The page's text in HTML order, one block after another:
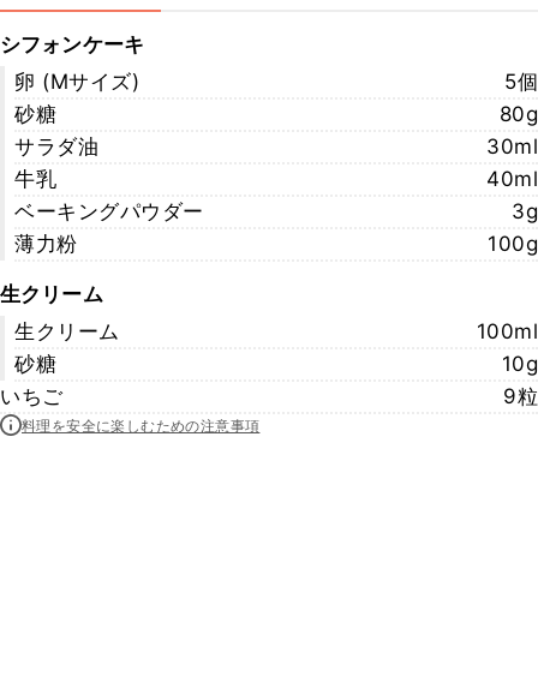
シフォンケーキ
卵 (Mサイズ)
5個
砂糖
80g
サラダ油
30ml
牛乳
40ml
ベーキングパウダー
3g
薄力粉
100g
生クリーム
生クリーム
100ml
砂糖
10g
いちご
9粒
料理を安全に楽しむための注意事項